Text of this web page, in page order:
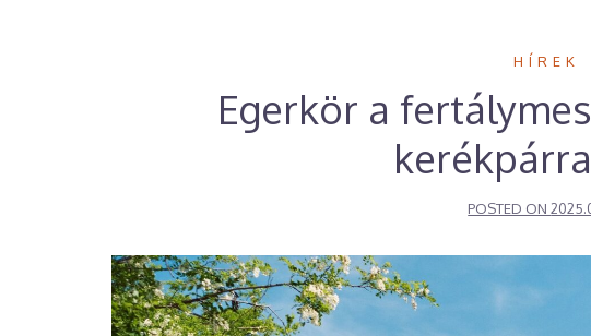
HÍREK
Egerkör a
POSTED ON